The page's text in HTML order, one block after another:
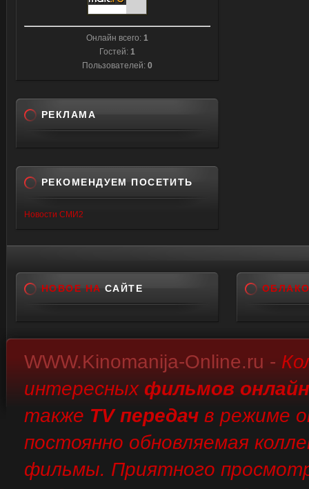
Онлайн всего: 1
Гостей: 1
Пользователей: 0
РЕКЛАМА
РЕКОМЕНДУЕМ ПОСЕТИТЬ
Новости СМИ2
НОВОЕ НА САЙТЕ
WWW.Kinomanija-Online.ru -
интересных фильмов онлайн
также TV передач в режиме
постоянно обновляемая
фильмы. Приятного